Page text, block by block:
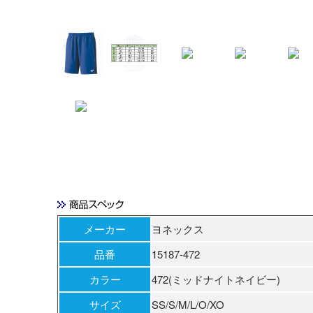
メーカー
ヨネックス
品番
15187-472
カラー
472(ミッドナイトネイビー)
サイズ
SS/S/M/L/O/XO